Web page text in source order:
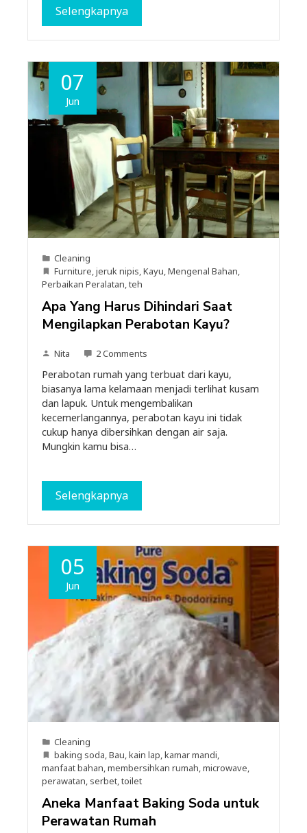
Selengkapnya
07
Jun
Cleaning
Furniture jeruk nipis Kayu Mengenal Bahan
Perbaikan Peralatan teh
Apa Yang Harus Dihindari Saat
Mengilapkan Perabotan Kayu?
Nita 2 Comments
Perabotan rumah yang terbuat dari kayu,
biasanya lama kelamaan menjadi terlihat kusam
dan lapuk. Untuk mengembalikan
kecemerlangannya, perabotan kayu ini tidak
cukup hanya dibersihkan dengan air saja.
Mungkin kamu bisa…
Selengkapnya
05
Jun
Cleaning
baking soda,Bau,kain lap,kamar mandi,
manfaat bahan,membersihkan rumah,microwave,
perawatan, serbet,toilet
Aneka Manfaat Baking Soda untuk
Perawatan Rumah